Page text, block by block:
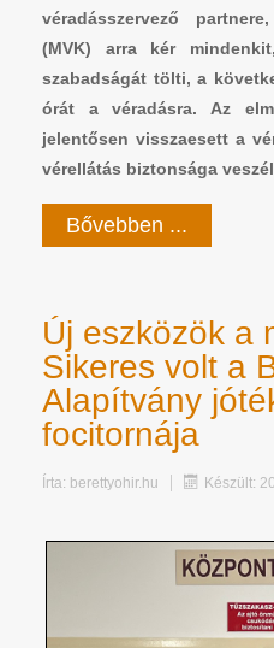
véradásszervező
(MVK) arra kér
szabadságát tölti, a
órát a véradásra. Az
jelentősen visszaesett a
vérellátás biztonsága
Bővebben ...
Új eszközök a
Sikeres volt a
Alapítvány
focitornája
Írta: berettyohir.hu Készült: